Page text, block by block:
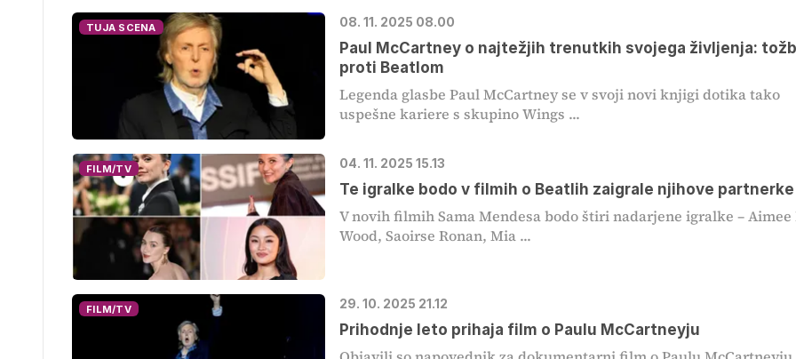
TUJA SCENA 08. 11. 2025 08.00
Paul McCartney o najtežjih trenutkih svojega življenja:
proti Beatlom
Legenda glasbe Paul McCartney se v svoji novi knjigi dotika tako
uspešne kariere s skupino Wings ...
FILM/TV 04. 11. 2025 15.13
Te igralke bodo v filmih o Beatlih zaigrale njihove partnerke
V novih filmih Sama Mendesa bodo štiri nadarjene igralke – Aimee
Wood, Saoirse Ronan, Mia ...
FILM/TV 29. 10. 2025 21.12
Prihodnje leto prihaja film o Paulu McCartneyju